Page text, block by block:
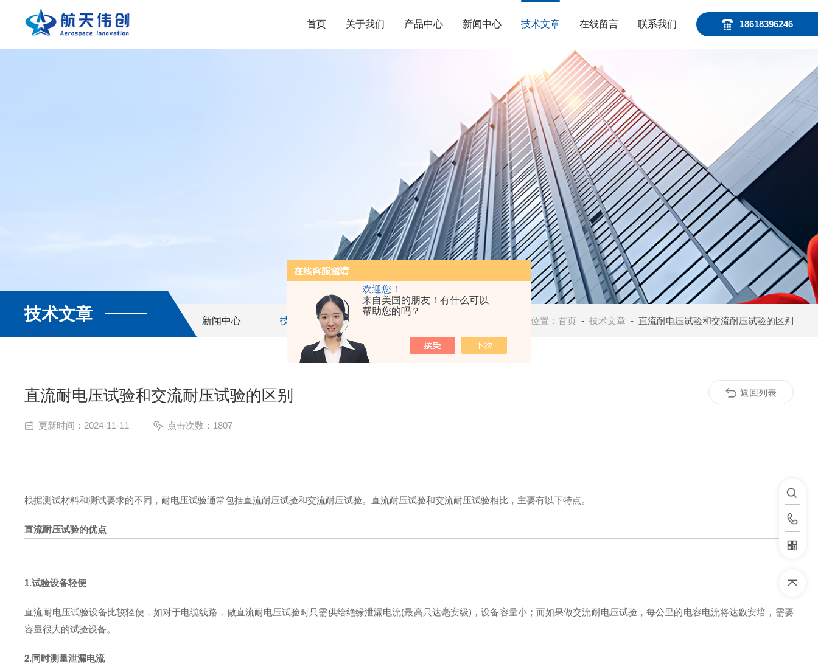
欢迎您！
来自美国的朋友！有什么可以
帮助您的吗？
18618396246
首页 关于我们 产品中心 新闻中心 技术文章 在线留言 联系我们
技术文章 新闻中心 技术文章 当前位置： 首页 - 技术文章 - 直流耐电压试验和交流耐压试验的区别
直流耐电压试验和交流耐压试验的区别
更新时间：2024-11-11 点击次数：1807
根据测试材料和测试要求的不同，耐电压试验通常包括直流耐压试验和交流耐压试验。直流耐压试验和交流耐压试验相比，主要有以下特点。
直流耐压试验的优点
1.试验设备轻便
直流耐电压试验设备比较轻便，如对于电缆线路，做直流耐电压试验时只需供给绝缘泄漏电流(最高只达毫安级)，设备容量小；而如果做交流耐电压试验，每公里的电容电流将达数安培，需要
容量很大的试验设备。
2.同时测量泄漏电流
返回列表